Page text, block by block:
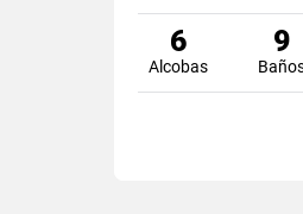
6
Alcobas
9